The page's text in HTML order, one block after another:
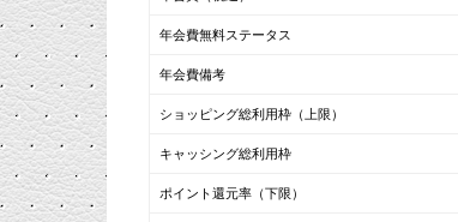
年会費無料ステータス
年会費備考
ショッピング総利用枠（上限）
キャッシング総利用枠
ポイント還元率（下限）